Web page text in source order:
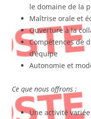
le domaine de la
Maîtrise orale et
Ouverture à la
Compétences de
d’équipe
Autonomie et
Ce que nous offrons :
Une activité